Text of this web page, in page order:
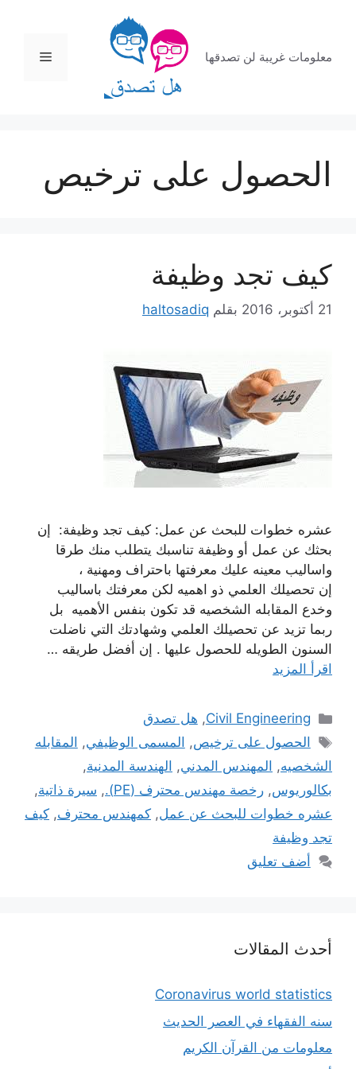
المحتوى
معلومات غريبة لن تصدقها القائمة
الحصول على ترخيص
كيف تجد وظيفة
21 أكتوبر، 2016 بقلم haltosadiq
عشره خطوات للبحث عن عمل: كيف تجد وظيفة: إن
بحثك عن عمل أو وظيفة تناسبك يتطلب منك طرقا
واساليب معينه عليك معرفتها باحتراف ومهنية ،
إن تحصيلك العلمي ذو اهميه لكن معرفتك باساليب
وخدع المقابله الشخصيه قد تكون بنفس الأهميه بل
ربما تزيد عن تحصيلك العلمي وشهادتك التي ناضلت
السنون الطويله للحصول عليها . إن أفضل طريقه …
اقرأ المزيد
التصنيفات
Civil Engineering
, هل تصدق
الوسوم
الحصول على ترخيص, المسمى الوظيفي, المقابله
الشخصيه, المهندس المدني, الهندسة المدنية,
بكالوريوس, رخصة مهندس محترف (PE). , سيرة ذاتية,
عشره خطوات للبحث عن عمل, كمهندس محترف, كيف
تجد وظيفة
أضف تعليق
أحدث المقالات
Coronavirus world statistics
سنه الفقهاء في العصر الحديث
معلومات من القرآن الكريم